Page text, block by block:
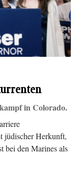
in Colorado.
jüdischer Herkunft,
bei den Marines als